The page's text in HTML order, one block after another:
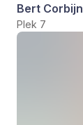
Bert Corbijn
Plek 7